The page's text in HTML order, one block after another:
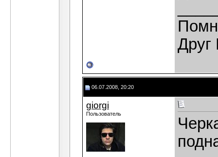
Друг
06.07.2008, 20:20
giorgi
Пользователь